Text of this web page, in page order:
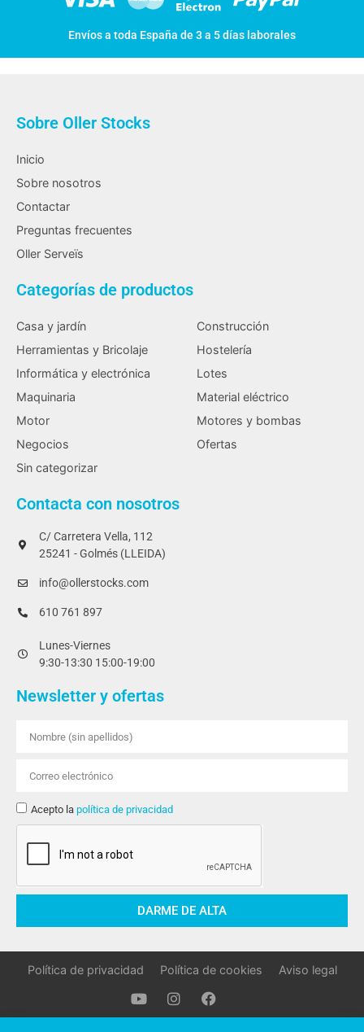
Envíos a toda España de 3 a 5 días laborales
Sobre Oller Stocks
Inicio
Sobre nosotros
Contactar
Preguntas frecuentes
Oller Serveïs
Categorías de productos
Casa y jardín
Construcción
Herramientas y Bricolaje
Hostelería
Informática y electrónica
Lotes
Maquinaria
Material eléctrico
Motor
Motores y bombas
Negocios
Ofertas
Sin categorizar
Contacta con nosotros
C/ Carretera Vella, 112
25241 - Golmés (LLEIDA)
info@ollerstocks.com
610 761 897
Lunes-Viernes
9:30-13:30 15:00-19:00
Newsletter y ofertas
Acepto la política de privacidad
DARME DE ALTA
Política de privacidad Política de cookies Aviso legal